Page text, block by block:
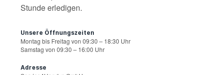
Stunde erledigen.
Unsere Öffnungszeiten
Montag bis Freitag von 09:30 – 18:30 Uhr
Samstag von 09:30 – 16:00 Uhr
Adresse